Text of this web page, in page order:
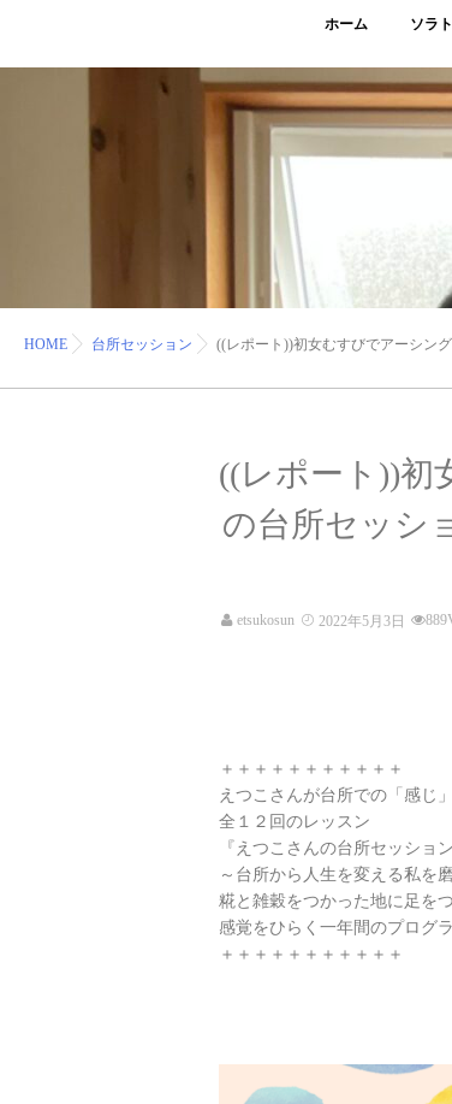
ホーム ソラ
HOME 台所セッション ((レポート))初女むすびでアーシン
((レポート))初
の台所セッシ
etsukosun 2022年5月3日
＋＋＋＋＋＋＋＋＋＋＋
えつこさんが台所での「感じ
全１２回のレッスン
『えつこさんの台所セッション
～台所から人生を変える私を磨
糀と雑穀をつかった地に足を
感覚をひらく一年間のプログ
＋＋＋＋＋＋＋＋＋＋＋